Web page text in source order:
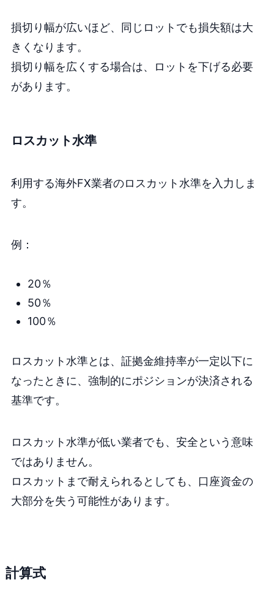
損切り幅が広いほど、同じロットでも損失額は大
きくなります。
損切り幅を広くする場合は、ロットを下げる必要
があります。
ロスカット水準
利用する海外FX業者のロスカット水準を入力しま
す。
例：
20％
50％
100％
ロスカット水準とは、証拠金維持率が一定以下に
なったときに、強制的にポジションが決済される
基準です。
ロスカット水準が低い業者でも、安全という意味
ではありません。
ロスカットまで耐えられるとしても、口座資金の
大部分を失う可能性があります。
計算式